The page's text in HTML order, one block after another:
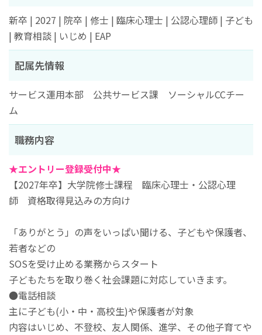
新卒 | 2027 | 院卒 | 修士 | 臨床心理士 | 公認心理師 | 子ども
| 教育相談 | いじめ | EAP
配属先情報
サービス運用本部 公共サービス課 ソーシャルCCチー
ム
職務内容
★エントリー登録受付中★
【2027年卒】大学院修士課程 臨床心理士・公認心理
師 資格取得見込みの方向け
「ありがとう」の声をいっぱい聞ける、子どもや保護者、
若者などの
SOSを受け止める業務からスタート
子どもたちを取り巻く社会課題に対応していきます。
●電話相談
主に子ども(小・中・高校生)や保護者が対象
内容はいじめ、不登校、友人関係、進学、その他子育てや